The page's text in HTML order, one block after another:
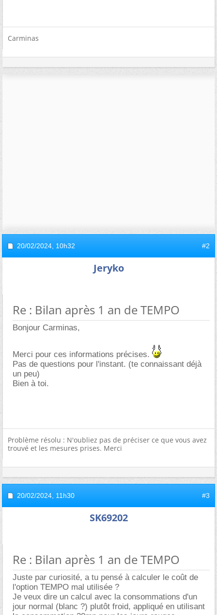
Carminas
20/02/2024, 10h32 #2
Jeryko
Re : Bilan après 1 an de TEMPO
Bonjour Carminas,
Merci pour ces informations précises.
Pas de questions pour l'instant. (te connaissant déjà
un peu)
Bien à toi.
Problème résolu : N'oubliez pas de préciser ce que vous avez
trouvé et les mesures prises. Merci
20/02/2024, 11h30 #3
SK69202
Re : Bilan après 1 an de TEMPO
Juste par curiosité, a tu pensé à calculer le coût de
l'option TEMPO mal utilisée ?
Je veux dire un calcul avec la consommations d'un
jour normal (blanc ?) plutôt froid, appliqué en utilisant